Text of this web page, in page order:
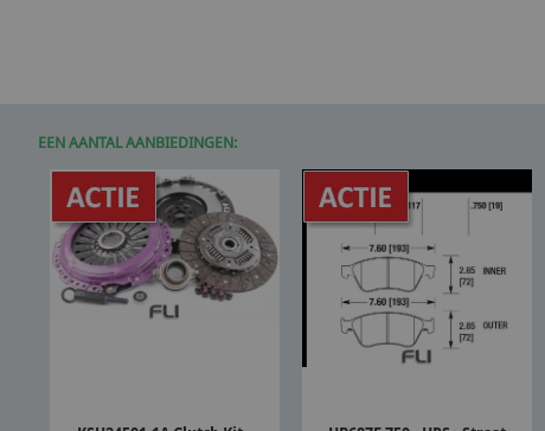
EEN AANTAL AANBIEDINGEN: